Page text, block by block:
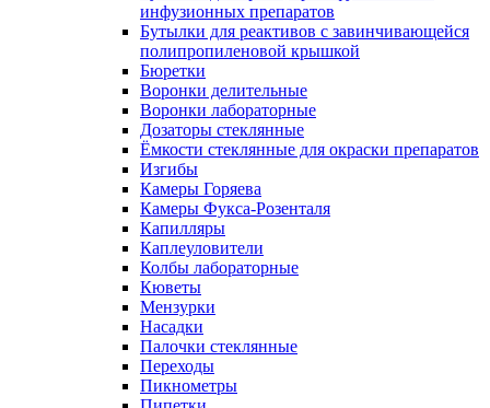
инфузионных препаратов
Бутылки для реактивов с завинчивающейся
полипропиленовой крышкой
Бюретки
Воронки делительные
Воронки лабораторные
Дозаторы стеклянные
Ёмкости стеклянные для окраски препаратов
Изгибы
Камеры Горяева
Камеры Фукса-Розенталя
Капилляры
Каплеуловители
Колбы лабораторные
Кюветы
Мензурки
Насадки
Палочки стеклянные
Переходы
Пикнометры